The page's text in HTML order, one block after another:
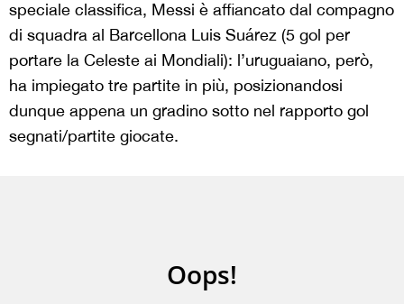
speciale classifica, Messi è affiancato dal compagno
di squadra al Barcellona Luis Suárez (5 gol per
portare la Celeste ai Mondiali): l’uruguaiano, però,
ha impiegato tre partite in più, posizionandosi
dunque appena un gradino sotto nel rapporto gol
segnati/partite giocate.